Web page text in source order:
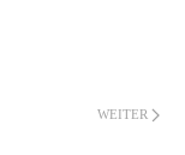
WEITER